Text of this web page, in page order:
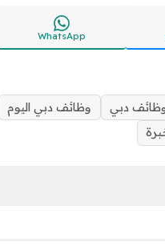
WhatsApp
دبي وظائف دبي اليوم